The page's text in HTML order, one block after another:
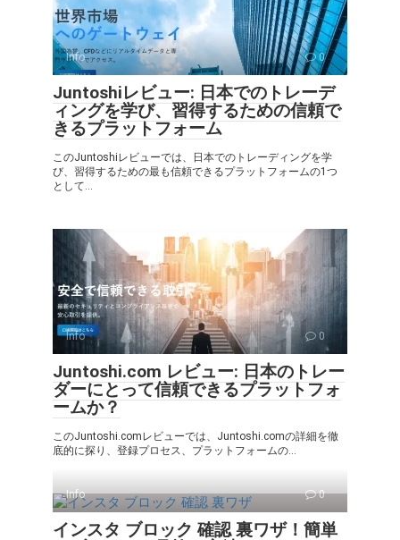
Info 0
Juntoshiレビュー: 日本でのトレーデ
ィングを学び、習得するための信頼で
きるプラットフォーム
このJuntoshiレビューでは、日本でのトレーディングを学
び、習得するための最も信頼できるプラットフォームの1つ
として...
Info 0
Juntoshi.com レビュー: 日本のトレー
ダーにとって信頼できるプラットフォ
ームか？
このJuntoshi.comレビューでは、Juntoshi.comの詳細を徹
底的に探り、登録プロセス、プラットフォームの...
Info 0
インスタ ブロック 確認 裏ワザ！簡単